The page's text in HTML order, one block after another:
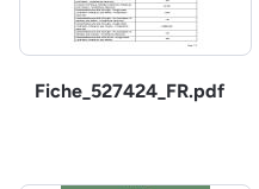
Fiche_527424_FR.pdf